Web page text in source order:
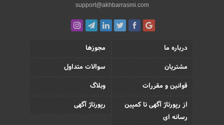
support@akhbarrasmi.com
درباره ما
مجوزها
مشتریان
سوالات متداول
قوانین و مقررات
وبلاگ
از رپورتاژ آگهی تا کمپین
رسانه ای
رپورتاژ آگهی